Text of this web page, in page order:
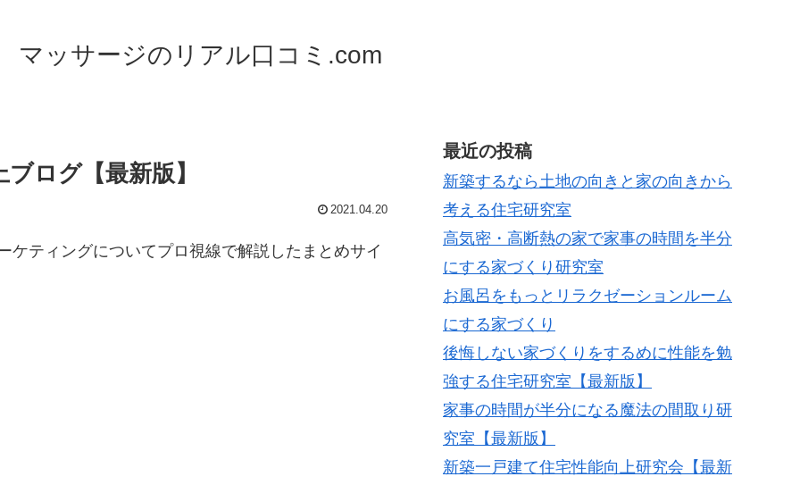
マッサージのリアル口コミ.com
ログ【最新版】
2021.04.20
ケティングについてプロ視線で解説したまとめサイ
最近の投稿
新築するなら土地の向きと家の向きから
考える住宅研究室
高気密・高断熱の家で家事の時間を半分
にする家づくり研究室
お風呂をもっとリラクゼーションルーム
にする家づくり
後悔しない家づくりをするめに性能を勉
強する住宅研究室【最新版】
家事の時間が半分になる魔法の間取り研
究室【最新版】
新築一戸建て住宅性能向上研究会【最新